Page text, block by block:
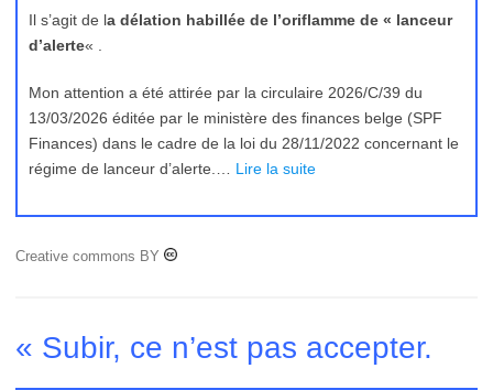
Il s’agit de la délation habillée de l’oriflamme de « lanceur
d’alerte« .
Mon attention a été attirée par la circulaire 2026/C/39 du
13/03/2026 éditée par le ministère des finances belge (SPF
Finances) dans le cadre de la loi du 28/11/2022 concernant le
régime de lanceur d’alerte.… Lire la suite
Creative commons BY
« Subir, ce n’est pas accepter.